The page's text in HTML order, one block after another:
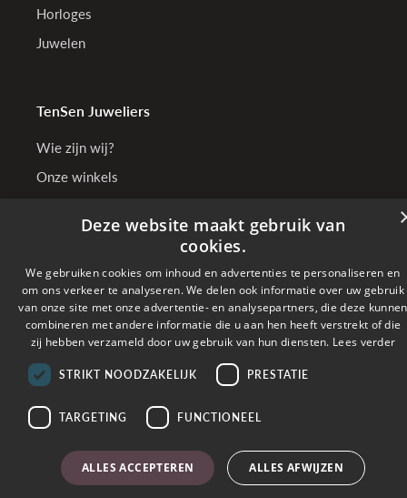
Horloges
Juwelen
TenSen Juweliers
Wie zijn wij?
Onze winkels
Online betalen met
Verzonden met
byTilroy
Deze website maakt gebruik van
cookies.
We gebruiken cookies om inhoud en advertenties te personaliseren en
om ons verkeer te analyseren. We delen ook informatie over uw gebruik
van onze site met onze advertentie- en analysepartners, die deze kunnen
combineren met andere informatie die u aan hen heeft verstrekt of die
zij hebben verzameld door uw gebruik van hun diensten. Lees verder
STRIKT NOODZAKELIJK PRESTATIE
TARGETING FUNCTIONEEL
ALLES ACCEPTEREN ALLES AFWIJZEN